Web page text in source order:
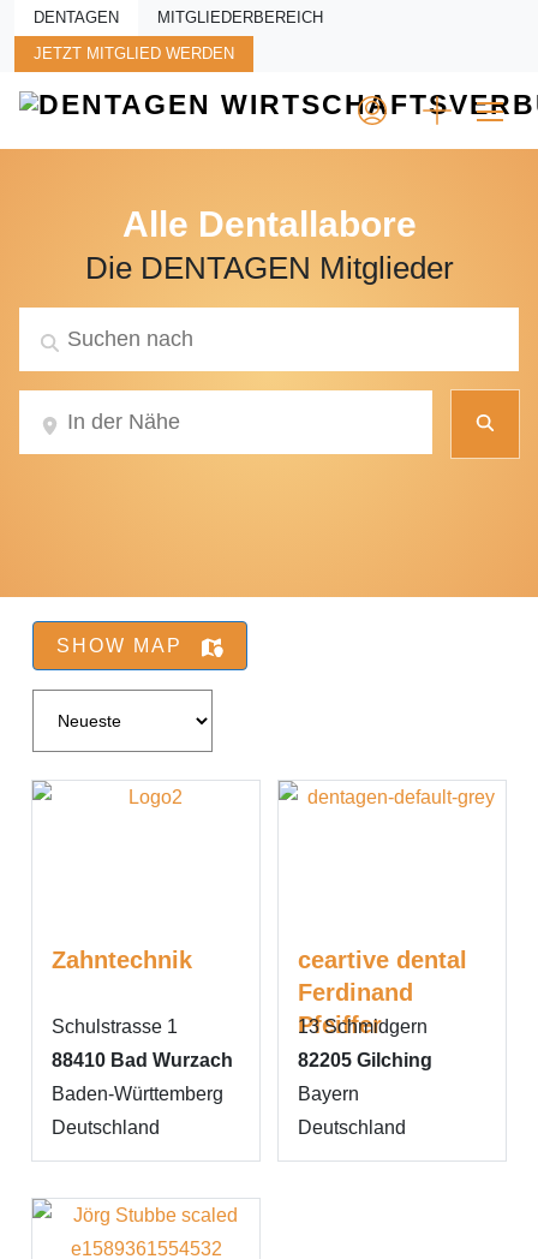
Skip to main content
DENTAGEN MITGLIEDERBEREICH
JETZT MITGLIED WERDEN
Alle Dentallabore
Die DENTAGEN Mitglieder
SHOW MAP
Zahntechnik
Schulstrasse 1
88410 Bad Wurzach
Baden-Württemberg
Deutschland
ceartive dental
Ferdinand
Pfeiffer
13 Schmidgern
82205 Gilching
Bayern
Deutschland